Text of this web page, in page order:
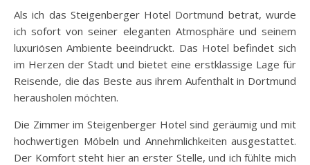
Als ich das Steigenberger Hotel Dortmund betrat, wurde
ich sofort von seiner eleganten Atmosphäre und seinem
luxuriösen Ambiente beeindruckt. Das Hotel befindet sich
im Herzen der Stadt und bietet eine erstklassige Lage für
Reisende, die das Beste aus ihrem Aufenthalt in Dortmund
herausholen möchten.
Die Zimmer im Steigenberger Hotel sind geräumig und mit
hochwertigen Möbeln und Annehmlichkeiten ausgestattet.
Der Komfort steht hier an erster Stelle, und ich fühlte mich